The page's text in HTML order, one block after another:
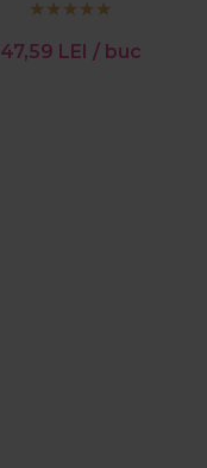
47,59 LEI / buc